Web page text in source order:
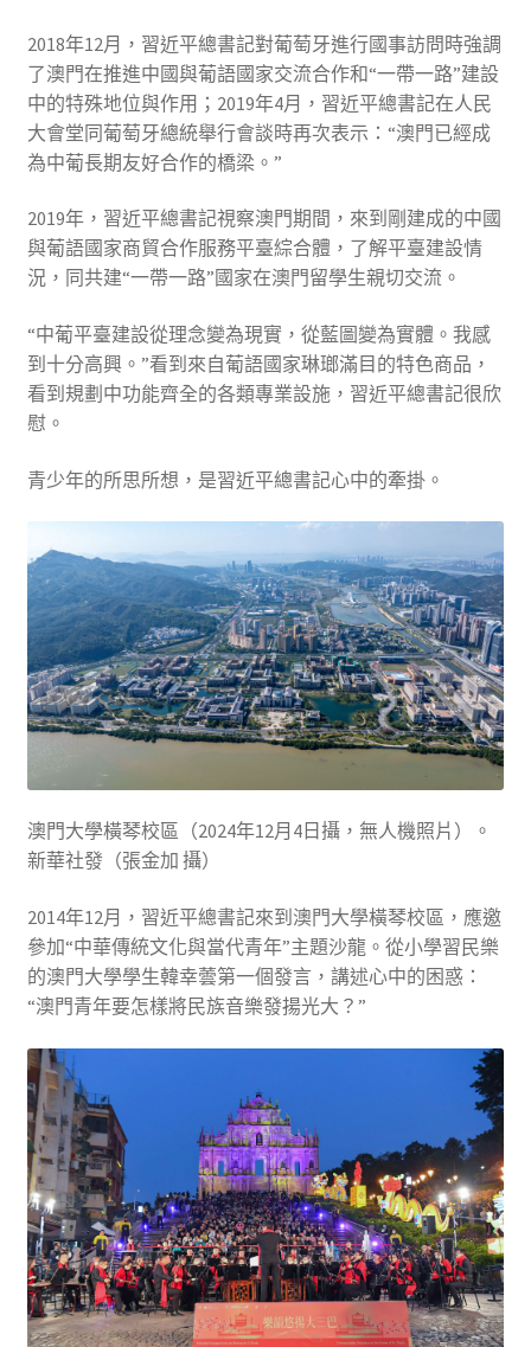
2018年12月，習近平總書記對葡萄牙進行國事訪問時強調
了澳門在推進中國與葡語國家交流合作和“一帶一路”建設
中的特殊地位與作用；2019年4月，習近平總書記在人民
大會堂同葡萄牙總統舉行會談時再次表示：“澳門已經成
為中葡長期友好合作的橋梁。”
2019年，習近平總書記視察澳門期間，來到剛建成的中國
與葡語國家商貿合作服務平臺綜合體，了解平臺建設情
況，同共建“一帶一路”國家在澳門留學生親切交流。
“中葡平臺建設從理念變為現實，從藍圖變為實體。我感
到十分高興。”看到來自葡語國家琳瑯滿目的特色商品，
看到規劃中功能齊全的各類專業設施，習近平總書記很欣
慰。
青少年的所思所想，是習近平總書記心中的牽掛。
澳門大學橫琴校區（2024年12月4日攝，無人機照片）。
新華社發（張金加 攝）
2014年12月，習近平總書記來到澳門大學橫琴校區，應邀
參加“中華傳統文化與當代青年”主題沙龍。從小學習民樂
的澳門大學學生韓幸蕓第一個發言，講述心中的困惑：
“澳門青年要怎樣將民族音樂發揚光大？”